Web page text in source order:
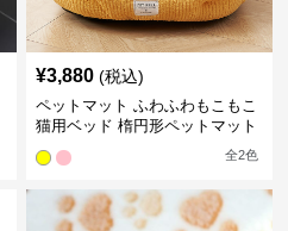
¥3,880 (税込)
ペットマット ふわふわもこもこ
猫用ベッド 楕円形ペットマット
全2色